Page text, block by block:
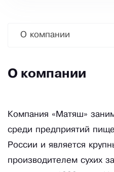
О компании
О компании
Компания «Матяш»
среди предприятий
России и является
производителем сухих